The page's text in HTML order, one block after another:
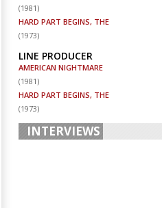
(1981)
HARD PART BEGINS, THE
(1973)
LINE PRODUCER
AMERICAN NIGHTMARE
(1981)
HARD PART BEGINS, THE
(1973)
INTERVIEWS